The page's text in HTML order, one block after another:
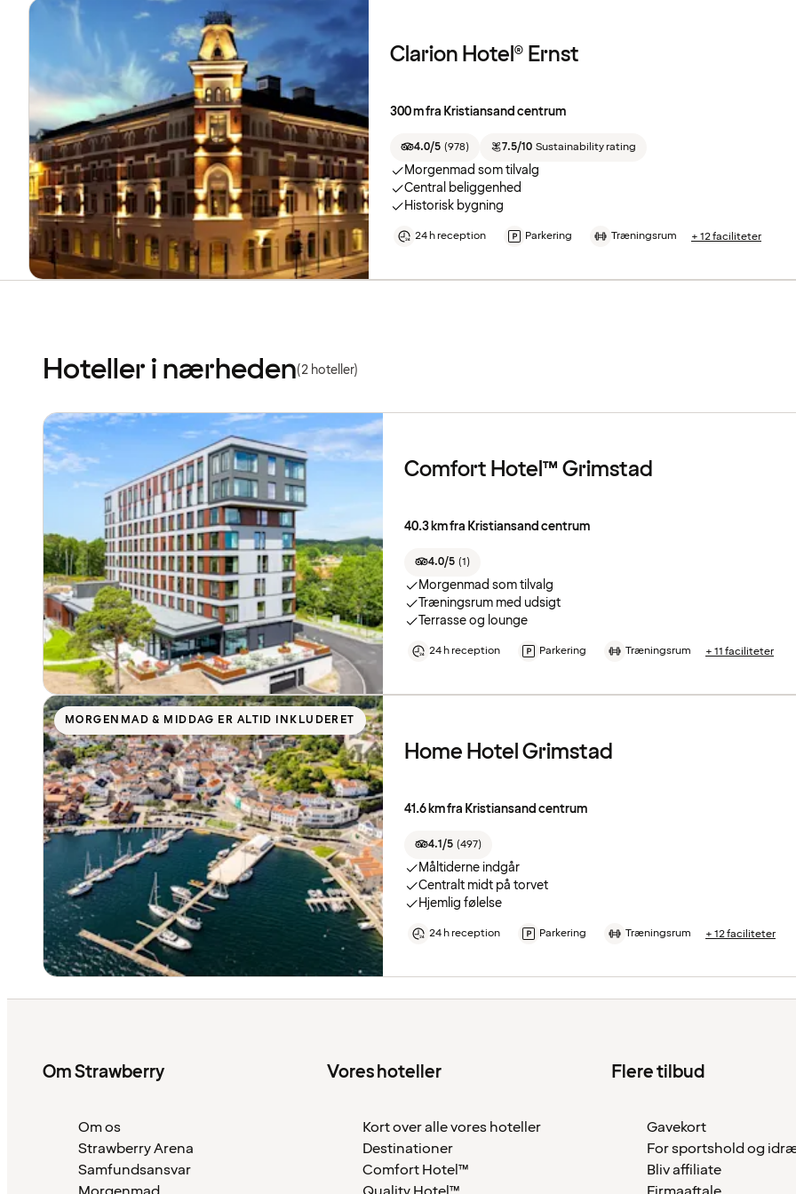
Clarion Hotel® Ernst
300 m fra Kristiansand centrum
4.0/5 (978) 7.5/10 Sustainability rating
Morgenmad som tilvalg
Central beliggenhed
Historisk bygning
24 h reception Parkering Træningsrum + 12 faciliteter
Hoteller i nærheden(2 hoteller)
Comfort Hotel™ Grimstad
40.3 km fra Kristiansand centrum
4.0/5 (1)
Morgenmad som tilvalg
Træningsrum med udsigt
Terrasse og lounge
24 h reception Parkering Træningsrum + 11 faciliteter
MORGENMAD & MIDDAG ER ALTID INKLUDERET
Home Hotel Grimstad
41.6 km fra Kristiansand centrum
4.1/5 (497)
Måltiderne indgår
Centralt midt på torvet
Hjemlig følelse
24 h reception Parkering Træningsrum + 12 faciliteter
Om Strawberry
Om os
Strawberry Arena
Samfundsansvar
Vores hoteller
Kort over alle vores hoteller
Destinationer
Comfort Hotel™
Flere tilbud
Gavekort
For sportshold og
Bliv affiliate